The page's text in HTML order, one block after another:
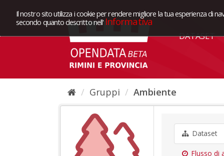
Il nostro sito utilizza i cookie per rendere migliore la tua esperienza di
secondo quanto descritto nell' Informativa
DATASET
Gruppi Ambiente
Dataset
Flusso di